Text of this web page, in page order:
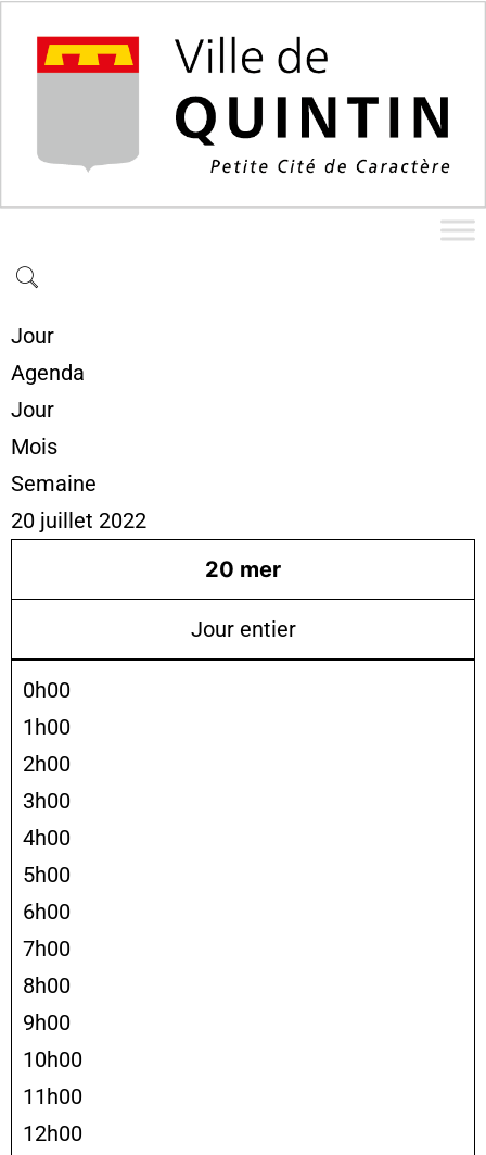
Jour
Agenda
Jour
Mois
Semaine
20 juillet 2022
20 mer
Jour entier
0h00
1h00
2h00
3h00
4h00
5h00
6h00
7h00
8h00
9h00
10h00
11h00
12h00